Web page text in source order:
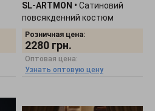
SL-ARTMON • Сатиновий
повсякденний костюм
ÁRTMON 6765.1
Розничная цена:
2280 грн.
Оптовая цена:
Узнать оптовую цену